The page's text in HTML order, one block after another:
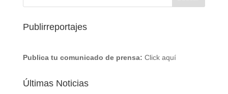
Publirreportajes
Publica tu comunicado de prensa: Click aquí
Últimas Noticias